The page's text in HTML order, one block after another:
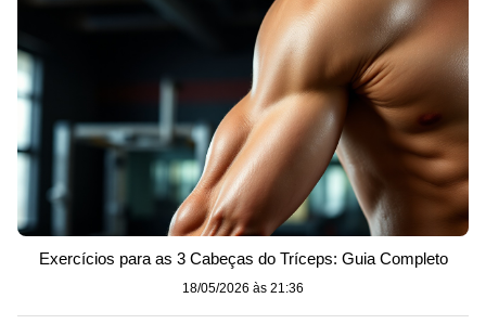
Exercícios para as 3 Cabeças do Tríceps: Guia Completo
18/05/2026 às 21:36